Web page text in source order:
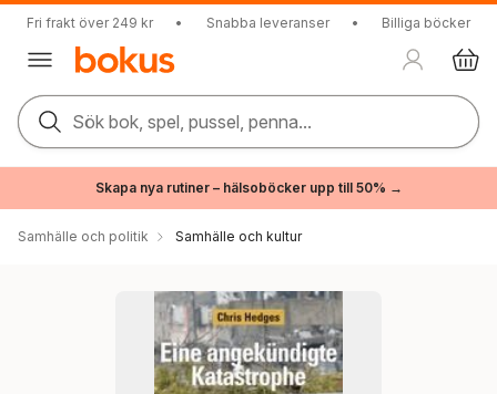
Fri frakt över 249 kr • Snabba leveranser • Billiga böcker
Sök bok, spel, pussel, penna...
Skapa nya rutiner – hälsoböcker upp till 50% →
Samhälle och politik Samhälle och kultur